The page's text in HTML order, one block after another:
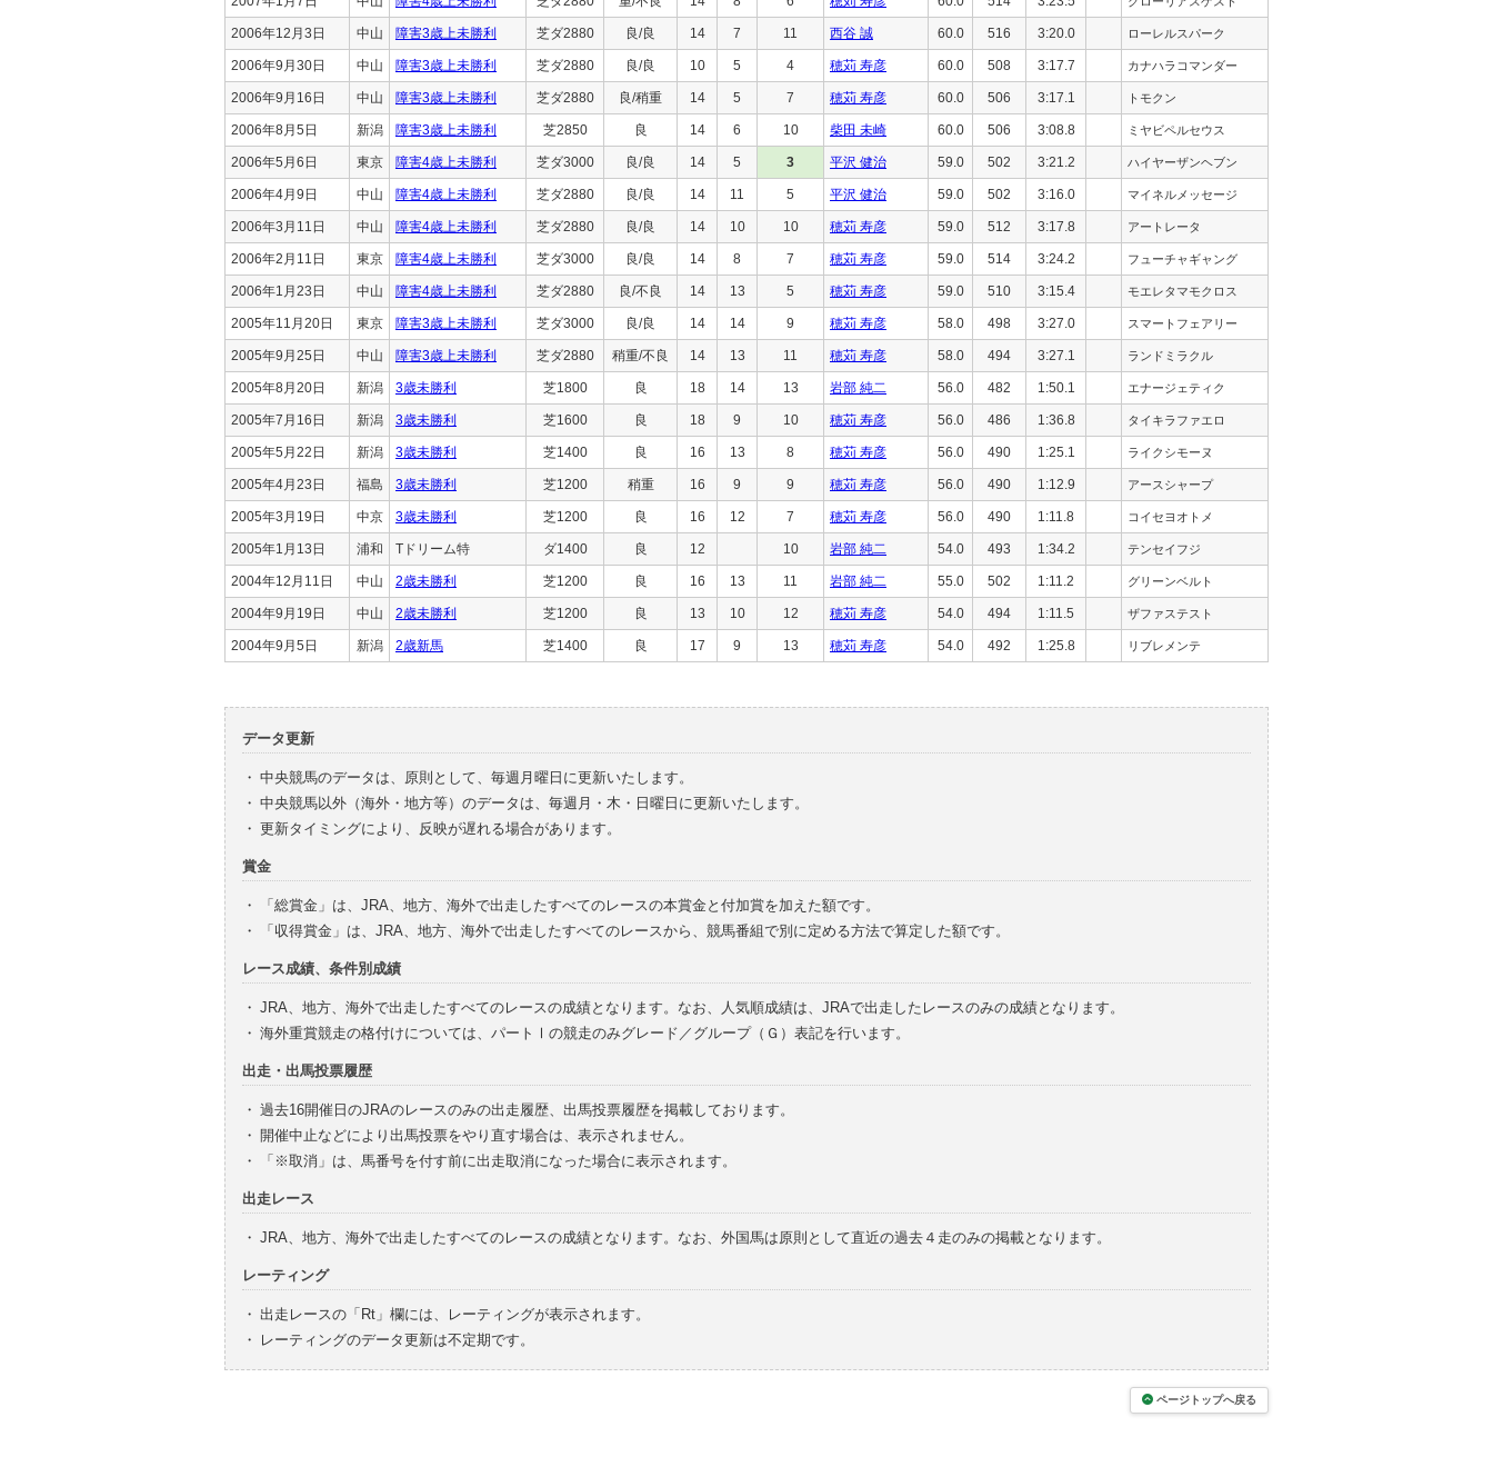
2006年12月3日 中山 障害3歳上未勝利 芝ダ2880 良/良 14 7 11 西谷 誠 60.0 516 3:20.0 ローレルスパーク
2006年9月30日 中山 障害3歳上未勝利 芝ダ2880 良/良 10 5 4 穂苅 寿彦 60.0 508 3:17.7 カナハラコマンダー
2006年9月16日 中山 障害3歳上未勝利 芝ダ2880 良/稍重 14 5 7 穂苅 寿彦 60.0 506 3:17.1 トモクン
2006年8月5日 新潟 障害3歳上未勝利 芝2850 良 14 6 10 柴田 未崎 60.0 506 3:08.8 ミヤビペルセウス
2006年5月6日 東京 障害4歳上未勝利 芝ダ3000 良/良 14 5 3 平沢 健治 59.0 502 3:21.2 ハイヤーザンヘブン
2006年4月9日 中山 障害4歳上未勝利 芝ダ2880 良/良 14 11 5 平沢 健治 59.0 502 3:16.0 マイネルメッセージ
2006年3月11日 中山 障害4歳上未勝利 芝ダ2880 良/良 14 10 10 穂苅 寿彦 59.0 512 3:17.8 アートレータ
2006年2月11日 東京 障害4歳上未勝利 芝ダ3000 良/良 14 8 7 穂苅 寿彦 59.0 514 3:24.2 フューチャギャング
2006年1月23日 中山 障害4歳上未勝利 芝ダ2880 良/不良 14 13 5 穂苅 寿彦 59.0 510 3:15.4 モエレタマモクロス
2005年11月20日 東京 障害3歳上未勝利 芝ダ3000 良/良 14 14 9 穂苅 寿彦 58.0 498 3:27.0 スマートフェアリー
2005年9月25日 中山 障害3歳上未勝利 芝ダ2880 稍重/不良 14 13 11 穂苅 寿彦 58.0 494 3:27.1 ランドミラクル
2005年8月20日 新潟 3歳未勝利 芝1800 良 18 14 13 岩部 純二 56.0 482 1:50.1 エナージェティク
2005年7月16日 新潟 3歳未勝利 芝1600 良 18 9 10 穂苅 寿彦 56.0 486 1:36.8 タイキラファエロ
2005年5月22日 新潟 3歳未勝利 芝1400 良 16 13 8 穂苅 寿彦 56.0 490 1:25.1 ライクシモーヌ
2005年4月23日 福島 3歳未勝利 芝1200 稍重 16 9 9 穂苅 寿彦 56.0 490 1:12.9 アースシャープ
2005年3月19日 中京 3歳未勝利 芝1200 良 16 12 7 穂苅 寿彦 56.0 490 1:11.8 コイセヨオトメ
2005年1月13日 浦和 Tドリーム特 ダ1400 良 12 10 岩部 純二 54.0 493 1:34.2 テンセイフジ
2004年12月11日 中山 2歳未勝利 芝1200 良 16 13 11 岩部 純二 55.0 502 1:11.2 グリーンベルト
2004年9月19日 中山 2歳未勝利 芝1200 良 13 10 12 穂苅 寿彦 54.0 494 1:11.5 ザファステスト
2004年9月5日 新潟 2歳新馬 芝1400 良 17 9 13 穂苅 寿彦 54.0 492 1:25.8 リブレメンテ
データ更新
・ 中央競馬のデータは、原則として、毎週月曜日に更新いたします。
・ 中央競馬以外（海外・地方等）のデータは、毎週月・木・日曜日に更新いたします。
・ 更新タイミングにより、反映が遅れる場合があります。
賞金
・
「総賞金」は、JRA、地方、海外で出走したすべてのレースの本賞金と付加賞を加えた額です。
・
「収得賞金」は、JRA、地方、海外で出走したすべてのレースから、競馬番組で別に定める方法で算定した額です。
レース成績、条件別成績
・ JRA、地方、海外で出走したすべてのレースの成績となります。なお、人気順成績は、JRAで出走したレースのみの成績となります。
・ 海外重賞競走の格付けについては、パートⅠの競走のみグレード／グループ（Ｇ）表記を行います。
出走・出馬投票履歴
・ 過去16開催日のJRAのレースのみの出走履歴、出馬投票履歴を掲載しております。
・ 開催中止などにより出馬投票をやり直す場合は、表示されません。
・
「※取消」は、馬番号を付す前に出走取消になった場合に表示されます。
出走レース
・ JRA、地方、海外で出走したすべてのレースの成績となります。なお、外国馬は原則として直近の過去４走のみの掲載となります。
レーティング
・ 出走レースの「Rt」欄には、レーティングが表示されます。
・
レーティングのデータ更新は不定期です。
ページトップへ戻る